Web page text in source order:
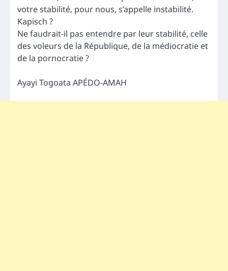
votre stabilité, pour nous, s’appelle instabilité.
Kapisch ?
Ne faudrait-il pas entendre par leur stabilité, celle
des voleurs de la République, de la médiocratie et
de la pornocratie ?
Ayayi Togoata APÉDO-AMAH